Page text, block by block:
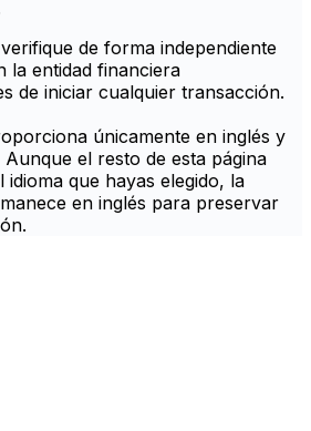
de forma independiente
la entidad financiera
de iniciar cualquier transacción.
únicamente en inglés y
el resto de esta página
que hayas elegido, la
en inglés para preservar